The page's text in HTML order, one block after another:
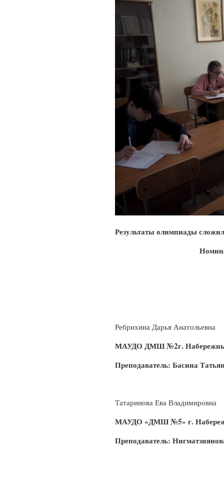
Результаты олимпиады
Ребрихина Дарья Анатольевна
МАУДО ДМШ №2г.
Преподаватель: Басина
Татаринова Ева Владимировна
МАУДО «ДМШ №5» г.
Преподаватель: